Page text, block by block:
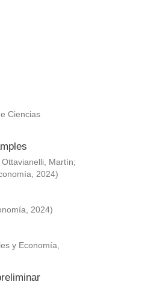
Ciencias
Ottavianelli, Martín;
, 2024)
, 2024)
y Economía,